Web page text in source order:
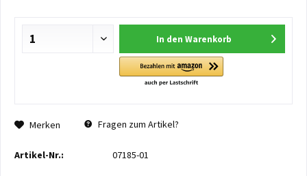
In den Warenkorb
Merken Fragen zum Artikel?
Artikel-Nr.: 07185-01